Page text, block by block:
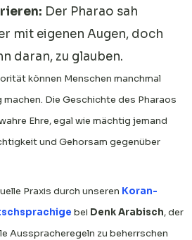
Der Pharao sah
mit eigenen Augen, doch
daran, zu glauben.
können Menschen manchmal
Die Geschichte des Pharaos
Ehre, egal wie mächtig jemand
und Gehorsam gegenüber
Praxis durch unseren Koran-
bei Denk Arabisch, der
Ausspracheregeln zu beherrschen